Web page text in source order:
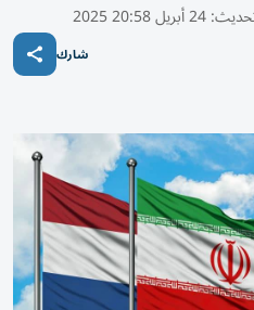
24 أبريل 20:58 2025
شارك